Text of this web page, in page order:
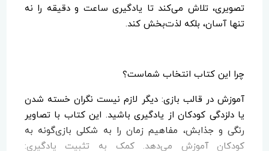
تصویری، تلاش می‌کند تا یادگیری ساعت و دقیقه را نه
تنها آسان، بلکه لذت‌بخش کند.
چرا این کتاب انتخاب شماست؟
آموزش در قالب بازی: دیگر لازم نیست نگران خسته شدن
یا دلزدگی کودکان از یادگیری باشید. این کتاب با تصاویر
رنگی و جذابش، مفاهیم زمان را به شکلی بازی‌گونه به
کودکان آموزش می‌دهد. کمک به تثبیت یادگیری: